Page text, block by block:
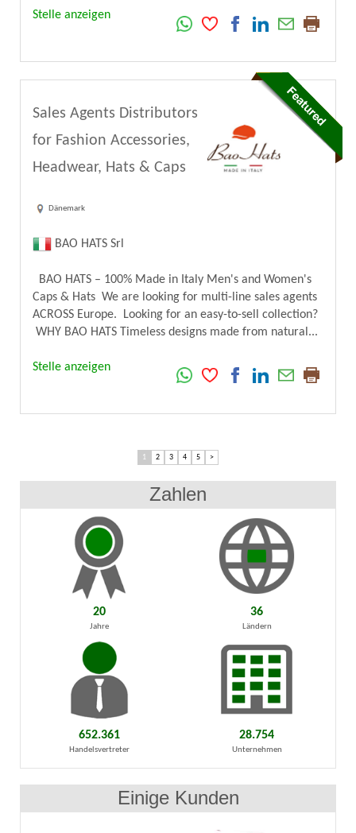
Stelle anzeigen
Sales Agents Distributors
for Fashion Accessories,
Headwear, Hats & Caps
Dänemark
BAO HATS Srl
BAO HATS – 100% Made in Italy Men's and Women's
Caps & Hats We are looking for multi-line sales agents
ACROSS Europe. Looking for an easy-to-sell collection?
WHY BAO HATS Timeless designs made from natural...
Stelle anzeigen
1 2 3 4 5 >
Zahlen
20
Jahre
36
Ländern
652.361
Handelsvertreter
28.754
Unternehmen
Einige Kunden